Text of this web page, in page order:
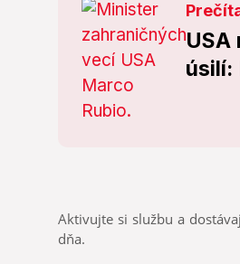
USA
úsilí:
Aktivujte si službu a
dňa.